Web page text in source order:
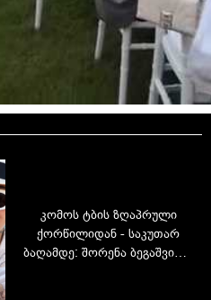
კომოს ტბის ზღაპრული
ქორწილიდან - საკუთარ
ბაღამდე: შორენა ბეგაშვილი